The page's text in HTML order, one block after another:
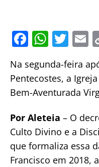
F
c
e
b
o
o
k
W
h
at
s
A
p
p
T
w
itt
er
E
l
Na segunda-feira
Pentecostes, a
Bem-Aventurada
Por Aleteia – O
Culto Divino e a
que formaliza essa
Francisco em 2018,